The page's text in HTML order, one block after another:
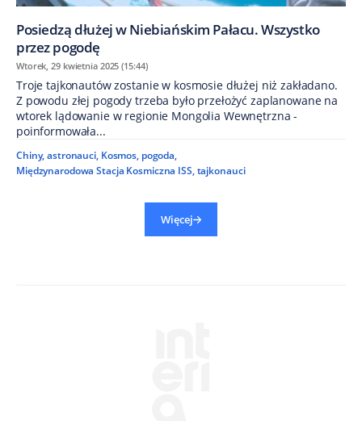
Posiedzą dłużej w Niebiańskim Pałacu. Wszystko
przez pogodę
Wtorek, 29 kwietnia 2025 (15:44)
Troje tajkonautów zostanie w kosmosie dłużej niż zakładano.
Z powodu złej pogody trzeba było przełożyć zaplanowane na
wtorek lądowanie w regionie Mongolia Wewnętrzna -
poinformowała...
Chiny,astronauci, Kosmos, pogoda,
Międzynarodowa Stacja Kosmiczna ISS,tajkonauci
Więcej